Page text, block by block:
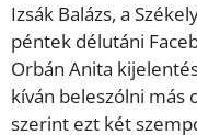
Izsák Balázs, a
péntek délutáni
Orbán Anita
kíván beleszólni más
szerint ezt két